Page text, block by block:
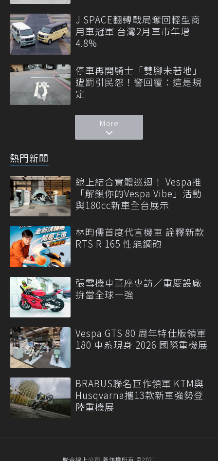
J SPACE翻轉戰局奪回輕型商
用車冠軍 台灣2月車市年增
4.8%
停車再開騎士「雙腳未著地」
遭罰引民怨！警回覆：這是規
定
More
熱門新聞
線上結合實體巡迴！ Vespa推
「解鎖你的Vespa Vibe」活動
與180cc新車全台展示
林昀儒首度代言機車 詮釋新款
RTS R 165 性能鋼砲
張雪機車董座專訪／重慶設廠
拚當全球十強
Vespa GTS 80 周年特仕版領軍
180 車系現身 2026 國際重機展
BRABUS聯名巨作領軍 KTM與
Husqvarna攜13款新車強勢登
陸重機展